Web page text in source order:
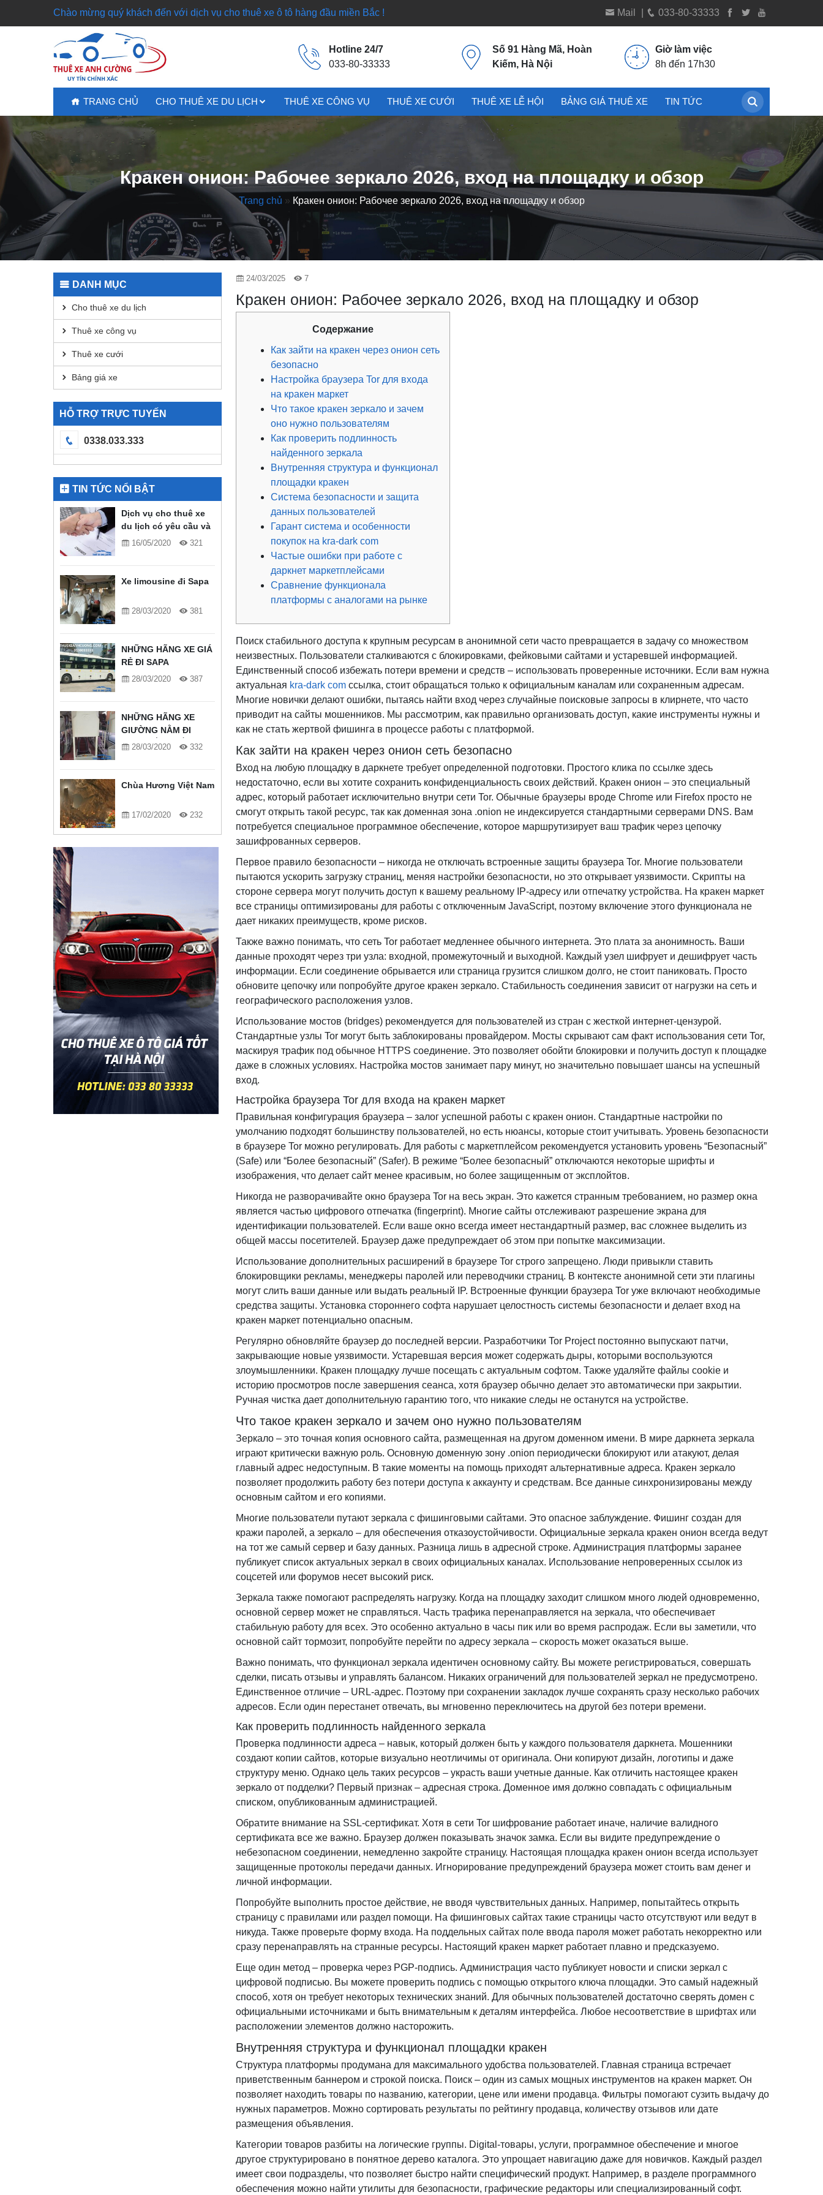
Chào mừng quý khách đến với dịch vụ cho thuê xe ô tô hàng đầu miền Bắc ! Mail 033-80-33333
Hotline 24/7
033-80-33333
Số 91 Hàng Mã, Hoàn
Kiếm, Hà Nội
Giờ làm việc
8h đến 17h30
TRANG CHỦ CHO THUÊ XE DU LỊCH THUÊ XE CÔNG VỤ THUÊ XE CƯỚI THUÊ XE LỄ HỘI BẢNG GIÁ THUÊ XE TIN TỨC
Кракен онион: Рабочее зеркало 2026, вход на площадку и обзор
Trang chủ » Кракен онион: Рабочее зеркало 2026, вход на площадку и обзор
24/03/2025 7
Кракен онион: Рабочее зеркало 2026, вход на площадку и обзор
Содержание
Как зайти на кракен через онион сеть
безопасно
Настройка браузера Tor для входа
на кракен маркет
Что такое кракен зеркало и зачем
оно нужно пользователям
Как проверить подлинность
найденного зеркала
Внутренняя структура и функционал
площадки кракен
Система безопасности и защита
данных пользователей
Гарант система и особенности
покупок на kra-dark com
Частые ошибки при работе с
даркнет маркетплейсами
Сравнение функционала
платформы с аналогами на рынке
Поиск стабильного доступа к крупным ресурсам в анонимной сети часто превращается в задачу со множеством
неизвестных. Пользователи сталкиваются с блокировками, фейковыми сайтами и устаревшей информацией.
Единственный способ избежать потери времени и средств – использовать проверенные источники. Если вам нужна
актуальная kra-dark com ссылка, стоит обращаться только к официальным каналам или сохраненным адресам.
Многие новички делают ошибки, пытаясь найти вход через случайные поисковые запросы в клирнете, что часто
приводит на сайты мошенников. Мы рассмотрим, как правильно организовать доступ, какие инструменты нужны и
как не стать жертвой фишинга в процессе работы с платформой.
Как зайти на кракен через онион сеть безопасно
Вход на любую площадку в даркнете требует определенной подготовки. Простого клика по ссылке здесь
недостаточно, если вы хотите сохранить конфиденциальность своих действий. Кракен онион – это специальный
адрес, который работает исключительно внутри сети Tor. Обычные браузеры вроде Chrome или Firefox просто не
смогут открыть такой ресурс, так как доменная зона .onion не индексируется стандартными серверами DNS. Вам
потребуется специальное программное обеспечение, которое маршрутизирует ваш трафик через цепочку
зашифрованных серверов.
Первое правило безопасности – никогда не отключать встроенные защиты браузера Tor. Многие пользователи
пытаются ускорить загрузку страниц, меняя настройки безопасности, но это открывает уязвимости. Скрипты на
стороне сервера могут получить доступ к вашему реальному IP-адресу или отпечатку устройства. На кракен маркет
все страницы оптимизированы для работы с отключенным JavaScript, поэтому включение этого функционала не
дает никаких преимуществ, кроме рисков.
Также важно понимать, что сеть Tor работает медленнее обычного интернета. Это плата за анонимность. Ваши
данные проходят через три узла: входной, промежуточный и выходной. Каждый узел шифрует и дешифрует часть
информации. Если соединение обрывается или страница грузится слишком долго, не стоит паниковать. Просто
обновите цепочку или попробуйте другое кракен зеркало. Стабильность соединения зависит от нагрузки на сеть и
географического расположения узлов.
Использование мостов (bridges) рекомендуется для пользователей из стран с жесткой интернет-цензурой.
Стандартные узлы Tor могут быть заблокированы провайдером. Мосты скрывают сам факт использования сети Tor,
маскируя трафик под обычное HTTPS соединение. Это позволяет обойти блокировки и получить доступ к площадке
даже в сложных условиях. Настройка мостов занимает пару минут, но значительно повышает шансы на успешный
вход.
Настройка браузера Tor для входа на кракен маркет
Правильная конфигурация браузера – залог успешной работы с кракен онион. Стандартные настройки по
умолчанию подходят большинству пользователей, но есть нюансы, которые стоит учитывать. Уровень безопасности
в браузере Tor можно регулировать. Для работы с маркетплейсом рекомендуется установить уровень “Безопасный”
(Safe) или “Более безопасный” (Safer). В режиме “Более безопасный” отключаются некоторые шрифты и
изображения, что делает сайт менее красивым, но более защищенным от эксплойтов.
Никогда не разворачивайте окно браузера Tor на весь экран. Это кажется странным требованием, но размер окна
является частью цифрового отпечатка (fingerprint). Многие сайты отслеживают разрешение экрана для
идентификации пользователей. Если ваше окно всегда имеет нестандартный размер, вас сложнее выделить из
общей массы посетителей. Браузер даже предупреждает об этом при попытке максимизации.
Использование дополнительных расширений в браузере Tor строго запрещено. Люди привыкли ставить
блокировщики рекламы, менеджеры паролей или переводчики страниц. В контексте анонимной сети эти плагины
могут слить ваши данные или выдать реальный IP. Встроенные функции браузера Tor уже включают необходимые
средства защиты. Установка стороннего софта нарушает целостность системы безопасности и делает вход на
кракен маркет потенциально опасным.
Регулярно обновляйте браузер до последней версии. Разработчики Tor Project постоянно выпускают патчи,
закрывающие новые уязвимости. Устаревшая версия может содержать дыры, которыми воспользуются
злоумышленники. Кракен площадку лучше посещать с актуальным софтом. Также удаляйте файлы cookie и
историю просмотров после завершения сеанса, хотя браузер обычно делает это автоматически при закрытии.
Ручная чистка дает дополнительную гарантию того, что никакие следы не останутся на устройстве.
Что такое кракен зеркало и зачем оно нужно пользователям
Зеркало – это точная копия основного сайта, размещенная на другом доменном имени. В мире даркнета зеркала
играют критически важную роль. Основную доменную зону .onion периодически блокируют или атакуют, делая
главный адрес недоступным. В такие моменты на помощь приходят альтернативные адреса. Кракен зеркало
позволяет продолжить работу без потери доступа к аккаунту и средствам. Все данные синхронизированы между
основным сайтом и его копиями.
Многие пользователи путают зеркала с фишинговыми сайтами. Это опасное заблуждение. Фишинг создан для
кражи паролей, а зеркало – для обеспечения отказоустойчивости. Официальные зеркала кракен онион всегда ведут
на тот же самый сервер и базу данных. Разница лишь в адресной строке. Администрация платформы заранее
публикует список актуальных зеркал в своих официальных каналах. Использование непроверенных ссылок из
соцсетей или форумов несет высокий риск.
Зеркала также помогают распределять нагрузку. Когда на площадку заходит слишком много людей одновременно,
основной сервер может не справляться. Часть трафика перенаправляется на зеркала, что обеспечивает
стабильную работу для всех. Это особенно актуально в часы пик или во время распродаж. Если вы заметили, что
основной сайт тормозит, попробуйте перейти по адресу зеркала – скорость может оказаться выше.
Важно понимать, что функционал зеркала идентичен основному сайту. Вы можете регистрироваться, совершать
сделки, писать отзывы и управлять балансом. Никаких ограничений для пользователей зеркал не предусмотрено.
Единственное отличие – URL-адрес. Поэтому при сохранении закладок лучше сохранять сразу несколько рабочих
адресов. Если один перестанет отвечать, вы мгновенно переключитесь на другой без потери времени.
Как проверить подлинность найденного зеркала
Проверка подлинности адреса – навык, который должен быть у каждого пользователя даркнета. Мошенники
создают копии сайтов, которые визуально неотличимы от оригинала. Они копируют дизайн, логотипы и даже
структуру меню. Однако цель таких ресурсов – украсть ваши учетные данные. Как отличить настоящее кракен
зеркало от подделки? Первый признак – адресная строка. Доменное имя должно совпадать с официальным
списком, опубликованным администрацией.
Обратите внимание на SSL-сертификат. Хотя в сети Tor шифрование работает иначе, наличие валидного
сертификата все же важно. Браузер должен показывать значок замка. Если вы видите предупреждение о
небезопасном соединении, немедленно закройте страницу. Настоящая площадка кракен онион всегда использует
защищенные протоколы передачи данных. Игнорирование предупреждений браузера может стоить вам денег и
личной информации.
Попробуйте выполнить простое действие, не вводя чувствительных данных. Например, попытайтесь открыть
страницу с правилами или раздел помощи. На фишинговых сайтах такие страницы часто отсутствуют или ведут в
никуда. Также проверьте форму входа. На поддельных сайтах поле ввода пароля может работать некорректно или
сразу перенаправлять на странные ресурсы. Настоящий кракен маркет работает плавно и предсказуемо.
Еще один метод – проверка через PGP-подпись. Администрация часто публикует новости и списки зеркал с
цифровой подписью. Вы можете проверить подпись с помощью открытого ключа площадки. Это самый надежный
способ, хотя он требует некоторых технических знаний. Для обычных пользователей достаточно сверять домен с
официальными источниками и быть внимательным к деталям интерфейса. Любое несоответствие в шрифтах или
расположении элементов должно насторожить.
Внутренняя структура и функционал площадки кракен
Структура платформы продумана для максимального удобства пользователей. Главная страница встречает
приветственным баннером и строкой поиска. Поиск – один из самых мощных инструментов на кракен маркет. Он
позволяет находить товары по названию, категории, цене или имени продавца. Фильтры помогают сузить выдачу до
нужных параметров. Можно сортировать результаты по рейтингу продавца, количеству отзывов или дате
размещения объявления.
Категории товаров разбиты на логические группы. Digital-товары, услуги, программное обеспечение и многое
другое структурировано в понятное дерево каталога. Это упрощает навигацию даже для новичков. Каждый раздел
имеет свои подразделы, что позволяет быстро найти специфический продукт. Например, в разделе программного
обеспечения можно найти утилиты для безопасности, графические редакторы или специализированный софт.
DANH MỤC
Cho thuê xe du lịch
Thuê xe công vụ
Thuê xe cưới
Bảng giá xe
HỖ TRỢ TRỰC TUYẾN
0338.033.333
TIN TỨC NỔI BẬT
Dịch vụ cho thuê xe
du lịch có yêu cầu và
quy định gì?
16/05/2020 321
Xe limousine đi Sapa
28/03/2020 381
NHỮNG HÃNG XE GIÁ
RẺ ĐI SAPA
28/03/2020 387
NHỮNG HÃNG XE
GIƯỜNG NẰM ĐI
SAPA TỐT NHẤT
28/03/2020 332
Chùa Hương Việt Nam
17/02/2020 232